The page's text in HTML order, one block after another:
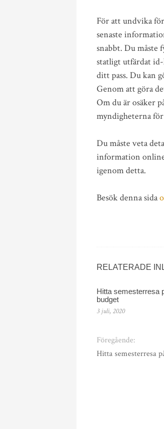
För att undvika
senaste
snabbt. Du måste
statligt utfärdat
ditt pass. Du kan
Genom att göra
Om du är osäker
myndigheterna
Du måste veta
information
igenom detta.
Besök denna sida
RELATERADE
Hitta semesterresa
budget
3 juli, 2020
Föregående:
Hitta semesterresa